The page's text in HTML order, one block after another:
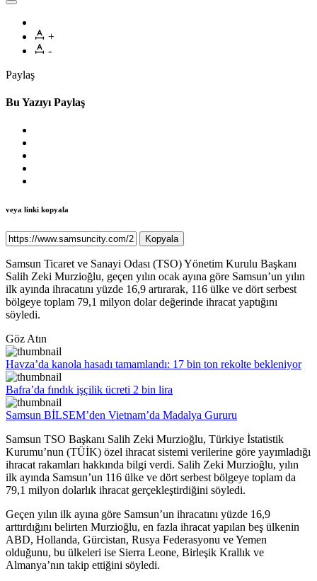
+
-
Paylaş
Bu Yazıyı Paylaş
veya linki kopyala
Kopyala
Samsun Ticaret ve Sanayi Odası (TSO) Yönetim Kurulu Başkanı
Salih Zeki Murzioğlu, geçen yılın ocak ayına göre Samsun’un yılın
ilk ayında ihracatını yüzde 16,9 artırarak, 116 ülke ve dört serbest
bölgeye toplam 79,1 milyon dolar değerinde ihracat yaptığını
söyledi.
Göz Atın
Havza’da kanola hasadı tamamlandı: 17 bin ton rekolte bekleniyor
Bafra’da fındık işçilik ücreti 2 bin lira
Samsun BİLSEM’den Vietnam’da Madalya Gururu
Samsun TSO Başkanı Salih Zeki Murzioğlu, Türkiye İstatistik
Kurumu’nun (TÜİK) özel ihracat sistemi verilerine göre yayımladığı
ihracat rakamları hakkında bilgi verdi. Salih Zeki Murzioğlu, yılın
ilk ayında Samsun’un 116 ülke ve dört serbest bölgeye toplam da
79,1 milyon dolarlık ihracat gerçekleştirdiğini söyledi.
Geçen yılın ilk ayına göre Samsun’un ihracatını yüzde 16,9
arttırdığını belirten Murzioğlu, en fazla ihracat yapılan beş ülkenin
ABD, Hollanda, Gürcistan, Rusya Federasyonu ve Yemen
olduğunu, bu ülkeleri ise Sierra Leone, Birleşik Krallık ve
Almanya’nın takip ettiğini söyledi.